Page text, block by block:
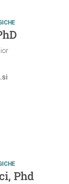
Phd